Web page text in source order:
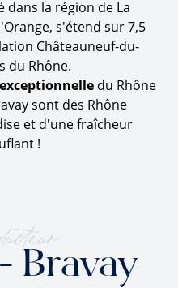
dans la région de La
s'étend sur 7,5
Châteauneuf-du-
du Rhône.
du Rhône
sont des Rhône
et d'une fraîcheur
!
Bravay